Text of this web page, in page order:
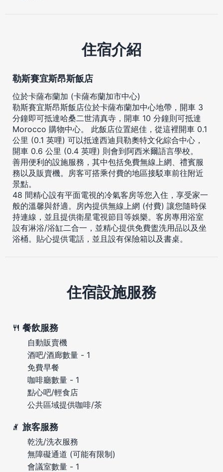
住宿介紹
勒斯賽宜斯昂斯飯店
位於卡薩布蘭加 (卡薩布蘭加市中心)
勒斯賽宜斯昂斯飯店位於卡薩布蘭加中心地帶，開車 3
分鐘即可抵達哈桑二世清真寺，開車 10 分鐘則可抵達
Morocco 購物中心。 此飯店位置絕佳，從這裡開車 0.1
公里 (0.1 英哩) 可以抵達西迪貝勒奧特文化綜合中心，
開車 0.6 公里 (0.4 英哩) 則會到阿西米爾語言學校。
善用便利的設施服務，其中包括免費無線上網、禮賓服
務以及販賣機。房客可搭乘付費的地區接駁車前往附近
景點。
48 間精心設有平面電視的冷氣客房等您入住，享受家一
般的溫馨與舒適。房內提供無線上網 (付費) 讓您隨時保
持連線，並且提供衛星電視節目等娛樂。客房專用浴室
設有淋浴/浴缸二合一，並精心提供免費盥洗用品以及坐
浴桶。貼心提供電話，並且設有保險箱以及書桌。
住宿設施服務
餐飲服務
自動販賣機
酒吧/酒廊數量 - 1
免費早餐
咖啡廳數量 - 1
點心吧/輕食店
公共區域提供咖啡/茶
旅客服務
乾洗/洗衣服務
無障礙通道 (可能有限制)
會議室數量 - 1